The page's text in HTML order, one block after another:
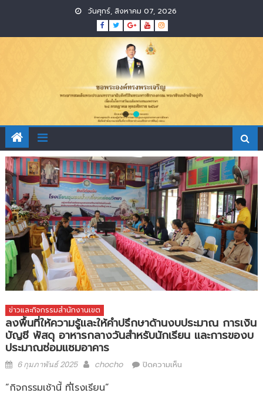
content
วันศุกร์, สิงหาคม 07, 2026
ข่าวและกิจกรรมสำนักงานเขต
ลงพื้นที่ให้ความรู้และให้คำปรึกษาด้านงบประมาณ การเงิน
บัญชี พัสดุ อาหารกลางวันสำหรับนักเรียน และการของบ
ประมาณซ่อมแซมอาคาร
Posted
6 กุมภาพันธ์ 2025 Author
chocho ปิดความเห็นบน
“กิจกรรมเช้านี้ ที่โรงเรียน”